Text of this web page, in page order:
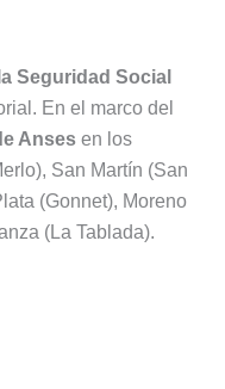
Seguridad Social
En el marco del
Anses en los
San Martín (San
(Gonnet), Moreno
(La Tablada).